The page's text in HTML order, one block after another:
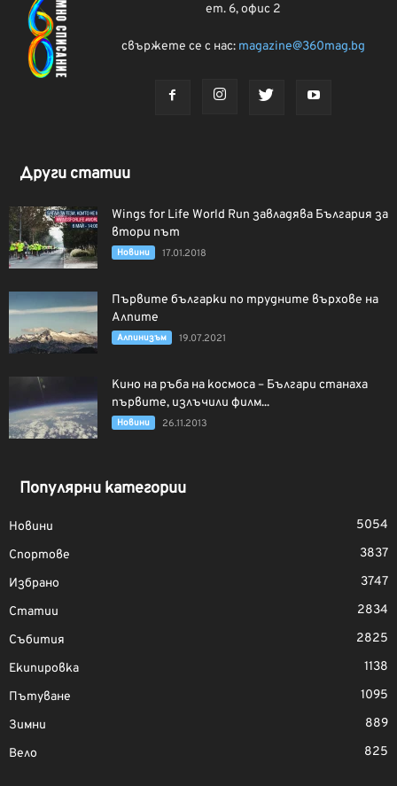
ет. 6, офис 2
свържете се с нас: magazine@360mag.bg
Други статии
Wings for Life World Run завладява България за
втори път
Новини 17.01.2018
Първите българки по трудните върхове на
Алпите
Алпинизъм 19.07.2021
Кино на ръба на космоса – Българи станаха
първите, излъчили филм...
Новини 26.11.2013
Популярни категории
Новини
5054
Спортове
3837
Избрано
3747
Статии
2834
Събития
2825
Екипировка
1138
Пътуване
1095
Зимни
889
Вело
825